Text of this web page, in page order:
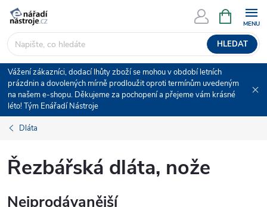
Přejít
obsah
HLEDAT
NÁKUPNÍ
KOŠÍK
Vážení zákazníci, dodací lhůty zboží se mohou v období letních
prázdnin a dovolených mírně prodloužit oproti termínům uvedeným
na našem e-shopu. Děkujeme za pochopení a přejeme vám krásné
léto! Tým Enářadí Nástroje
Dláta
Řezbářská dláta, nože
Nejprodávanější